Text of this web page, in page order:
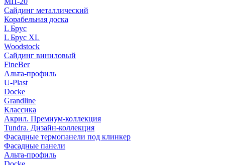
Сайдинг металлический
Корабельная доска
L Брус
L Брус XL
Woodstock
Сайдинг виниловый
FineBer
Альта-профиль
U-Plast
Docke
Grandline
Классика
Акрил. Премиум-коллекция
Tundra. Дизайн-коллекция
Фасадные термопанели под клинкер
Фасадные панели
Альта-профиль